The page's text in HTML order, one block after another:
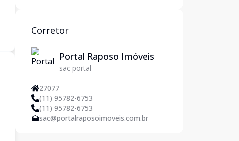
Corretor
Portal Raposo Imóveis
sac portal
27077
(11) 95782-6753
(11) 95782-6753
sac@portalraposoimoveis.com.br